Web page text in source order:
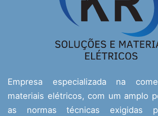
Empresa especializada na
materiais elétricos, com um amplo
as normas técnicas